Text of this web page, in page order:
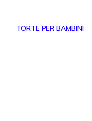
TORTE PER BAMBINI